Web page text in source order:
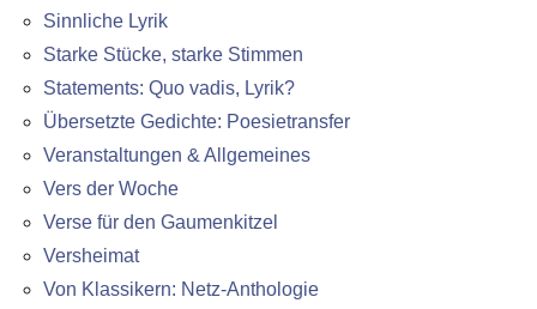
Sinnliche Lyrik
Starke Stücke, starke Stimmen
Statements: Quo vadis, Lyrik?
Übersetzte Gedichte: Poesietransfer
Veranstaltungen & Allgemeines
Vers der Woche
Verse für den Gaumenkitzel
Versheimat
Von Klassikern: Netz-Anthologie